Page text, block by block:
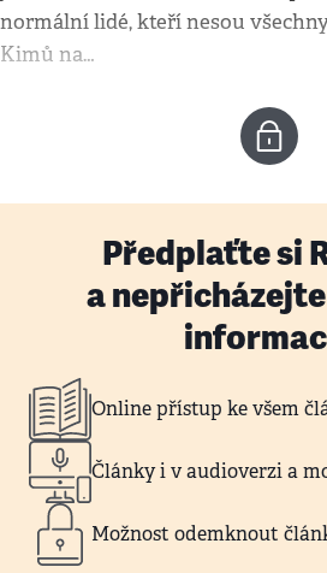
normální lidé, kteří nesou
Kimů na…
Předplaťte si
a
Online přístup ke všem
Články i v audioverzi a
Možnost odemknout